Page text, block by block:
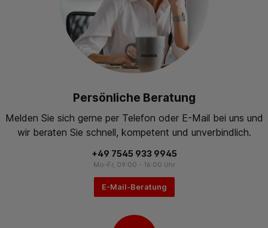
Persönliche Beratung
Melden Sie sich gerne per Telefon oder E-Mail bei uns und
wir beraten Sie schnell, kompetent und unverbindlich.
+49 7545 933 9945
Mo-Fr, 09:00 - 16:00 Uhr
E-Mail-Beratung